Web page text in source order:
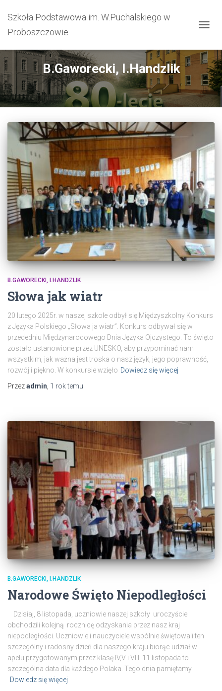
Szkoła Podstawowa im. W.Puchalskiego w
Proboszczowie
B.Gaworecki, I.Handzlik
B.GAWORECKI, I.HANDZLIK
Słowa jak wiatr
20 lutego 2025r. w naszej szkole odbył się Międzyszkolny Konkurs
z Języka Polskiego „Słowa ja wiatr”. Konkurs odbywał się w
przededniu Międzynarodowego Dnia Języka Ojczystego. To święto
zostało ustanowione przez UNESKO, aby przypominać nam
wszystkim, jak ważna jest troska o nasz język, jego poprawność,
rozwój i piękno. W konkursie wzięło Dowiedz się więcej
Przezadmin 1 roktemu
B.GAWORECKI, I.HANDZLIK
Narodowe Święto Niepodległości
Dzisiaj, 8 listopada, uczniowie naszej szkoły uroczyście
obchodzili kolejną rocznicę odzyskania przez nasz kraj
niepodległości. Uczniowie i nauczyciele wspólnie świętowali ten
szczególny i radosny dzień dla naszego kraju biorąc udział w
apelu przygotowanym przez klasę IV,V i VIII. 11 listopada to
szczególna data dla każdego Polaka. Tego dnia pamiętamy
Dowiedz się więcej